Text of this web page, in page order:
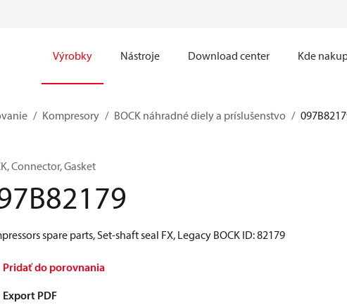
Výrobky Nástroje Download center Kde
Kompresory BOCK náhradné diely a príslušenstvo
Connector, Gasket
spare parts, Set-shaft seal FX, Legacy BOCK ID: 82179
Pridať do porovnania
Export PDF